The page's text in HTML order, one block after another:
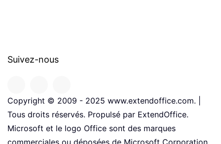
Suivez-nous
Copyright © 2009 - 2025 www.extendoffice.com. |
Tous droits réservés. Propulsé par ExtendOffice.
Microsoft et le logo Office sont des marques